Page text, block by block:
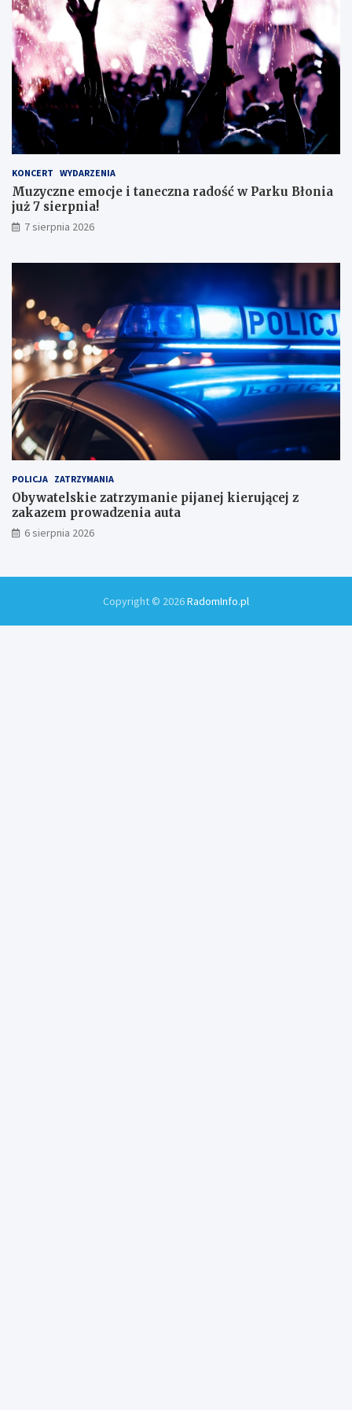
ę
z
d
o
s
k
o
n
a
ł
m
i
w
y
k
a
m
e
g
o
!
KONCERT WYDARZENIA
Muzyczne emocje i taneczna radość w Parku Błonia
już 7 sierpnia!
7 sierpnia 2026
POLICJA ZATRZYMANIA
Obywatelskie zatrzymanie pijanej kierującej z
zakazem prowadzenia auta
6 sierpnia 2026
Copyright © 2026RadomInfo.pl